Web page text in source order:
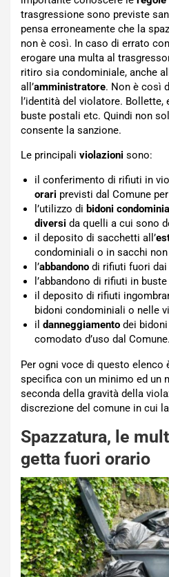
trasgressione sono previste
pensa erroneamente che la
non è così. In caso di errato
erogare una multa al
ritiro sia condominiale, anche
all’amministratore. Non è così
l’identità del violatore.
buste postali etc. Quindi non
consente la sanzione.
Le principali violazioni sono:
il conferimento di rifiuti in
orari previsti dal Comune
l’utilizzo di bidoni
diversi da quelli a cui sono
il deposito di sacchetti all’
condominiali o in sacchi non
l’abbandono di rifiuti fuori
l’abbandono di rifiuti in
il deposito di rifiuti
bidoni condominiali o nelle
il danneggiamento dei
comodato d’uso dal Comune.
Per ogni voce di questo elenco
specifica con un minimo ed un
seconda della gravità della
discrezione del comune in cui
Spazzatura, le
getta fuori orario